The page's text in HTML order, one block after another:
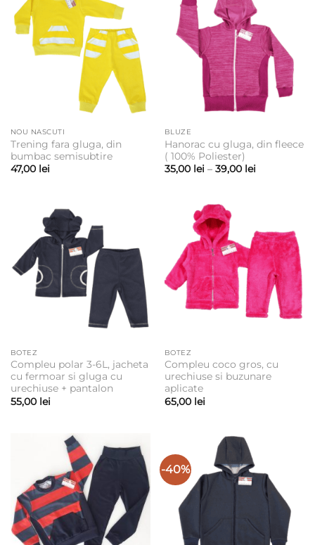
NOU NASCUTI
Trening fara gluga, din
bumbac semisubtire
47,00 lei
BLUZE
Hanorac cu gluga, din fleece
( 100% Poliester)
35,00 lei – 39,00 leiInterval
BOTEZ
Compleu polar 3-6L, jacheta
cu fermoar si gluga cu
urechiuse + pantalon
55,00 lei
BOTEZ
Compleu coco gros, cu
urechiuse si buzunare
aplicate
65,00 lei
-40%